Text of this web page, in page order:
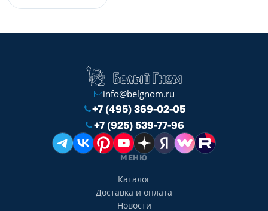
info@belgnom.ru
+7 (495) 369-02-05
+7 (925) 539-77-96
МЕНЮ
Каталог
Доставка и оплата
Новости